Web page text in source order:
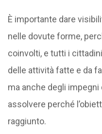
È importante dare
nelle dovute forme,
coinvolti, e tutti i
delle attività fatte e da
ma anche degli
assolvere perché
raggiunto.